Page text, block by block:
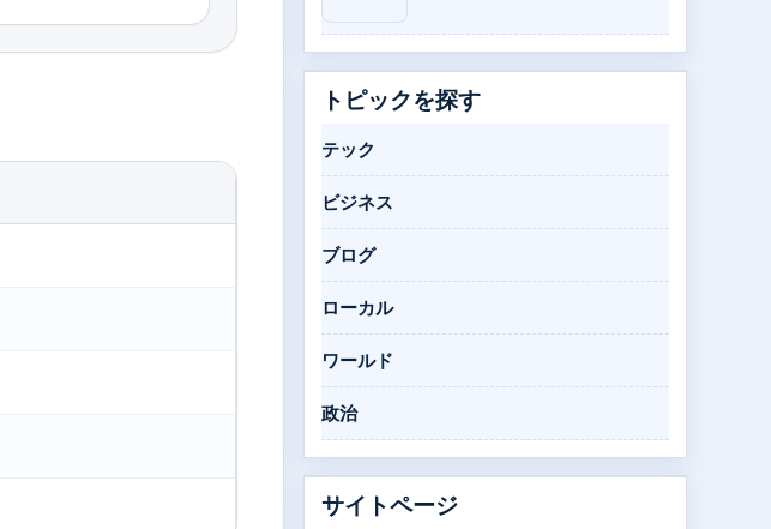
トピックを探す
テック
ビジネス
ブログ
ローカル
ワールド
政治
サイトページ